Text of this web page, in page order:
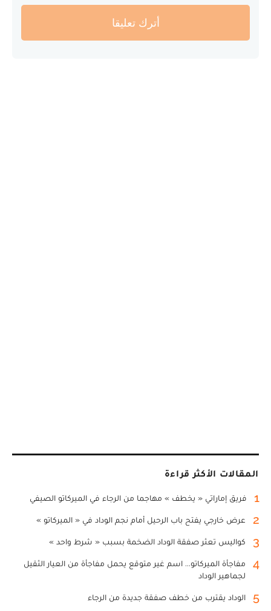
أترك تعليقا
المقالات الأكثر قراءة
1 فريق إماراتي « يخطف » مهاجما من الرجاء في الميركاتو الصيفي
2 عرض خارجي يفتح باب الرحيل أمام نجم الوداد في « الميركاتو »
3 كواليس تعثر صفقة الوداد الضخمة بسبب « شرط واحد »
4
مفاجأة الميركاتو... اسم غير متوقع يحمل مفاجأة من العيار الثقيل
لجماهير الوداد
5 الوداد يقترب من خطف صفقة جديدة من الرجاء